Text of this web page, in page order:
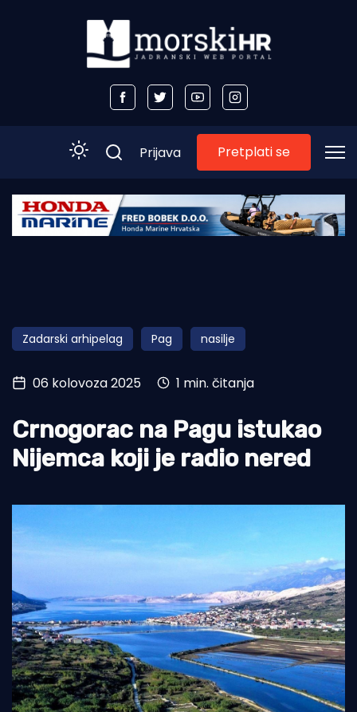
Početna
Obala
Otoci
Turizam i nautika
Pomorstvo
Ribolov
Prijava Pretplati se
Zadarski arhipelag Pag nasilje
06 kolovoza 2025 1 min. čitanja
Crnogorac na Pagu istukao
Nijemca koji je radio nered